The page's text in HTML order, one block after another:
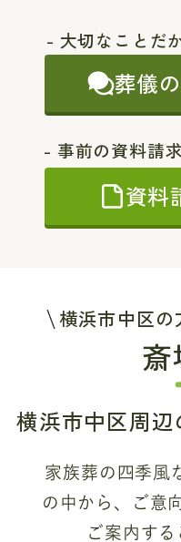
- 大切なことだ
葬儀
- 事前の資料請
資料
横浜市中区の
横浜市中区周
家族葬の四季風
の中から、
ご意
ご案内する